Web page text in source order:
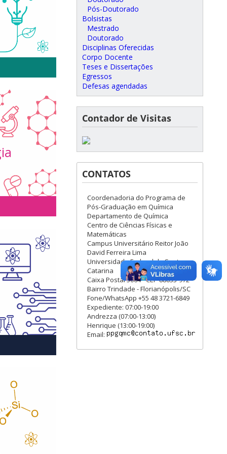
orgânica
e
e
materiais
de
e estudo
para
aplicações.
e
Estudo
Pós-Doutorado
Bolsistas
Mestrado
Doutorado
Disciplinas Oferecidas
Corpo Docente
Teses e Dissertações
Egressos
Defesas agendadas
Contador de Visitas
CONTATOS
Coordenadoria do Programa de
Pós-Graduação em Química
Departamento de Química
Centro de Ciências Físicas e
Matemáticas
Campus Universitário Reitor João
David Ferreira Lima
Universidade Federal de Santa
Catarina
Caixa Postal 5064 - CEP 88035-972
Bairro Trindade - Florianópolis/SC
Fone/WhatsApp +55 48 3721-6849
Expediente: 07:00-19:00
Andrezza (07:00-13:00)
Henrique (13:00-19:00)
Email: